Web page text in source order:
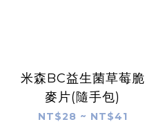
米森BC益生菌草莓脆
麥片(隨手包)
NT$28 ~ NT$41